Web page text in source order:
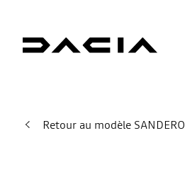
Retour au modèle SANDERO